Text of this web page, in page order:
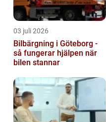
03 juli 2026
Bilbärgning i Göteborg -
så fungerar hjälpen när
bilen stannar